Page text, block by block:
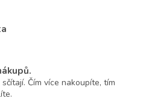
Čím více nakoupíte, tím